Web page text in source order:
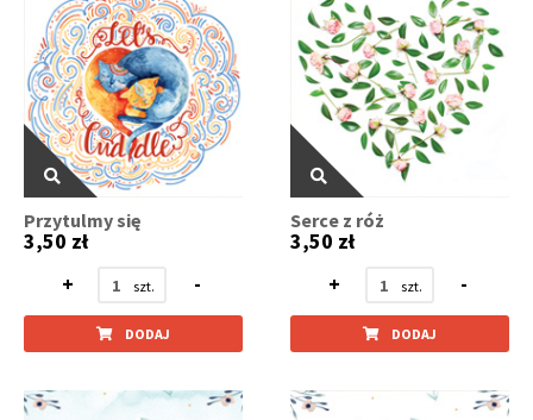
Przytulmy się
3,50 zł
+
-
DODAJ
Serce z róż
3,50 zł
+
-
DODAJ